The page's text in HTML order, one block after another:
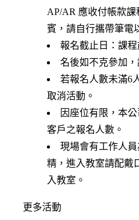
AP/AR 應收付帳款課
賓，請自行攜帶筆電
報名截止日：課程
名後如不克參加
若報名人數未滿6
取消活動。
因座位有限，本
客戶之報名人數。
現場會有工作人
精，進入教室請配戴
入教室。
更多活動